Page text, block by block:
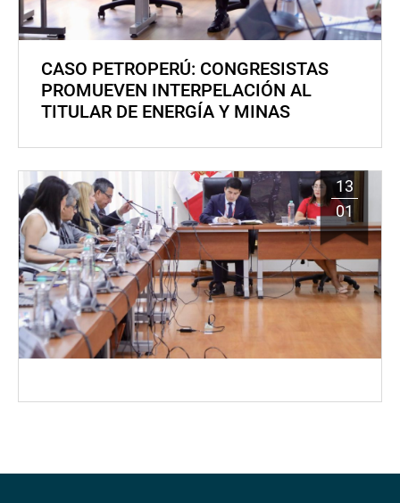
CASO PETROPERÚ: CONGRESISTAS
PROMUEVEN INTERPELACIÓN AL
TITULAR DE ENERGÍA Y MINAS
13
01